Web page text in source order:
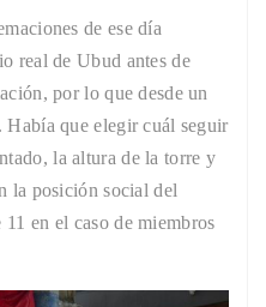
de ese día
real de Ubud antes de
por lo que desde un
que elegir cuál seguir
la altura de la torre y
la posición social del
en el caso de miembros